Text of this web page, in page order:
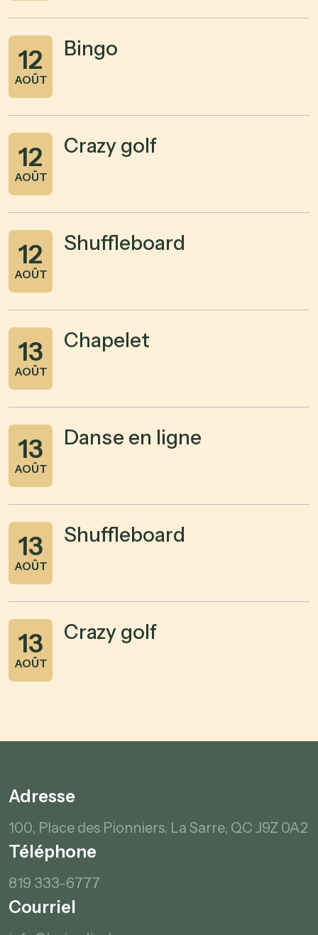
12
AOÛT
Bingo
12
AOÛT
Crazy golf
12
AOÛT
Shuffleboard
13
AOÛT
Chapelet
13
AOÛT
Danse en ligne
13
AOÛT
Shuffleboard
13
AOÛT
Crazy golf
Adresse
100, Place des Pionniers, La Sarre, QC J9Z 0A2
Téléphone
819 333-6777
Courriel